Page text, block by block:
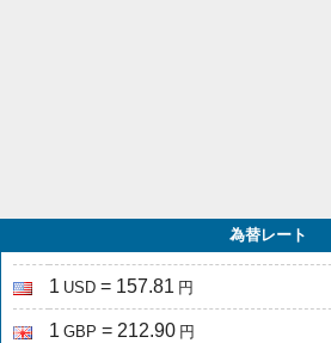
為替レート
1 USD = 157.81 円
1 GBP = 212.90 円